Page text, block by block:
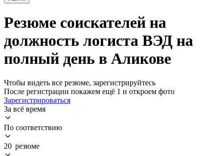
Резюме соискателей на
должность логиста ВЭД на
полный день в Аликове
Чтобы видеть все резюме, зарегистрируйтесь
После регистрации покажем ещё 1 и откроем фото
Зарегистрироваться
За всё время
По соответствию
20 резюме